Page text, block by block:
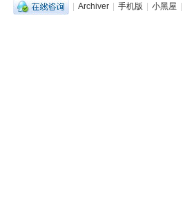
| Archiver | 手机版 | 小黑屋 |